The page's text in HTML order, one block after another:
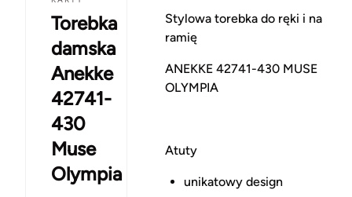
Torebka
damska
Anekke
42741-
430
Muse
Olympia
Stylowa torebka do ręki i na
ramię
ANEKKE 42741-430 MUSE
OLYMPIA
Atuty
unikatowy design